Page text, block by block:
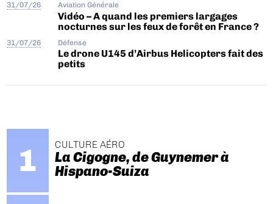
31/07/26 Aviation Générale
Vidéo – A quand les premiers largages
nocturnes sur les feux de forêt en France ?
31/07/26 Défense
Le drone U145 d’Airbus Helicopters fait des
petits
CULTURE AÉRO
La Cigogne, de Guynemer à
Hispano-Suiza